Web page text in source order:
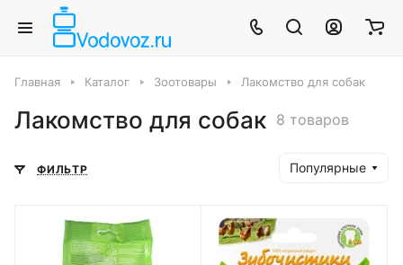
Главная Каталог Зоотовары Лакомство для собак
Лакомство для собак 8 товаров
ФИЛЬТР Популярные